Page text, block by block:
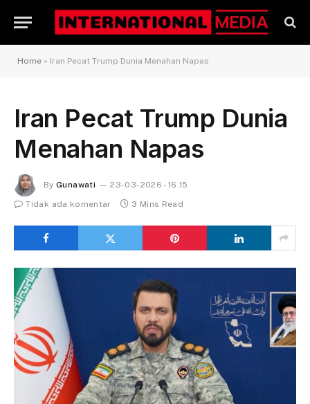
Home » Iran Pecat Trump Dunia Menahan Napas
Iran Pecat Trump Dunia
Menahan Napas
By Gunawati
23-03-2026 - 16.15
Tidak ada komentar
3 Mins Read